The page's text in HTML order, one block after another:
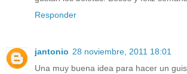
Responder
jantonio 28 noviembre, 2011 18:01
Una muy buena idea para hacer un